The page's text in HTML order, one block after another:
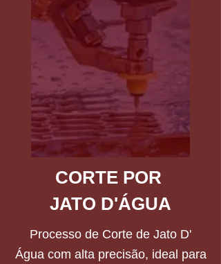
CORTE POR
JATO D'ÁGUA
Processo de Corte de Jato D'
Água com alta precisão, ideal para